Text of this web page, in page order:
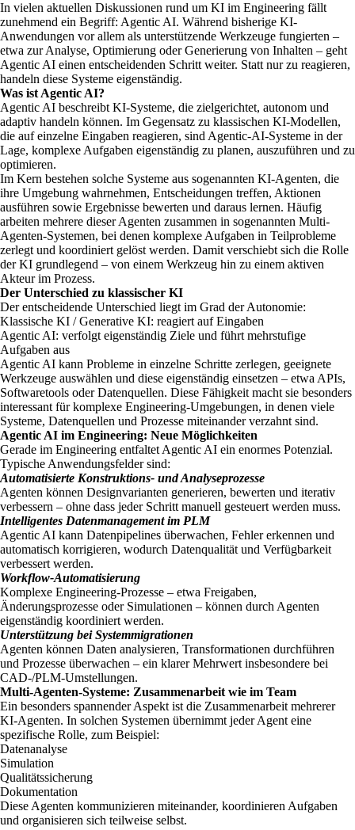
In vielen aktuellen Diskussionen rund um KI im Engineering fällt
zunehmend ein Begriff: Agentic AI. Während bisherige KI-
Anwendungen vor allem als unterstützende Werkzeuge fungierten –
etwa zur Analyse, Optimierung oder Generierung von Inhalten – geht
Agentic AI einen entscheidenden Schritt weiter. Statt nur zu reagieren,
handeln diese Systeme eigenständig.
Was ist Agentic AI?
Agentic AI beschreibt KI-Systeme, die zielgerichtet, autonom und
adaptiv handeln können. Im Gegensatz zu klassischen KI-Modellen,
die auf einzelne Eingaben reagieren, sind Agentic-AI-Systeme in der
Lage, komplexe Aufgaben eigenständig zu planen, auszuführen und zu
optimieren.
Im Kern bestehen solche Systeme aus sogenannten KI-Agenten, die
ihre Umgebung wahrnehmen, Entscheidungen treffen, Aktionen
ausführen sowie Ergebnisse bewerten und daraus lernen. Häufig
arbeiten mehrere dieser Agenten zusammen in sogenannten Multi-
Agenten-Systemen, bei denen komplexe Aufgaben in Teilprobleme
zerlegt und koordiniert gelöst werden. Damit verschiebt sich die Rolle
der KI grundlegend – von einem Werkzeug hin zu einem aktiven
Akteur im Prozess.
Der Unterschied zu klassischer KI
Der entscheidende Unterschied liegt im Grad der Autonomie:
Klassische KI / Generative KI: reagiert auf Eingaben
Agentic AI: verfolgt eigenständig Ziele und führt mehrstufige
Aufgaben aus
Agentic AI kann Probleme in einzelne Schritte zerlegen, geeignete
Werkzeuge auswählen und diese eigenständig einsetzen – etwa APIs,
Softwaretools oder Datenquellen. Diese Fähigkeit macht sie besonders
interessant für komplexe Engineering-Umgebungen, in denen viele
Systeme, Datenquellen und Prozesse miteinander verzahnt sind.
Agentic AI im Engineering: Neue Möglichkeiten
Gerade im Engineering entfaltet Agentic AI ein enormes Potenzial.
Typische Anwendungsfelder sind:
Automatisierte Konstruktions- und Analyseprozesse
Agenten können Designvarianten generieren, bewerten und iterativ
verbessern – ohne dass jeder Schritt manuell gesteuert werden muss.
Intelligentes Datenmanagement im PLM
Agentic AI kann Datenpipelines überwachen, Fehler erkennen und
automatisch korrigieren, wodurch Datenqualität und Verfügbarkeit
verbessert werden.
Workflow-Automatisierung
Komplexe Engineering-Prozesse – etwa Freigaben,
Änderungsprozesse oder Simulationen – können durch Agenten
eigenständig koordiniert werden.
Unterstützung bei Systemmigrationen
Agenten können Daten analysieren, Transformationen durchführen
und Prozesse überwachen – ein klarer Mehrwert insbesondere bei
CAD-/PLM-Umstellungen.
Multi-Agenten-Systeme: Zusammenarbeit wie im Team
Ein besonders spannender Aspekt ist die Zusammenarbeit mehrerer
KI-Agenten. In solchen Systemen übernimmt jeder Agent eine
spezifische Rolle, zum Beispiel:
Datenanalyse
Simulation
Qualitätssicherung
Dokumentation
Diese Agenten kommunizieren miteinander, koordinieren Aufgaben
und organisieren sich teilweise selbst.